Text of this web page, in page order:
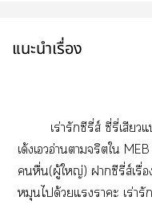
แนะนำเรื่อง
เร่ารักซีรี่ส์ ซี่รี่เสียว
เด้งเอ่านาจริตใ
คนหื่น(ผู้ใหญ่) าซีรี่ส์เรื่
หมุนได้วยแาะ เร่ารั